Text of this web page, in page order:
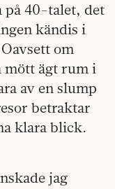
på 40-talet, det
kändis i
om
mött ägt rum i
av en slump
betraktar
klara blick.
jag